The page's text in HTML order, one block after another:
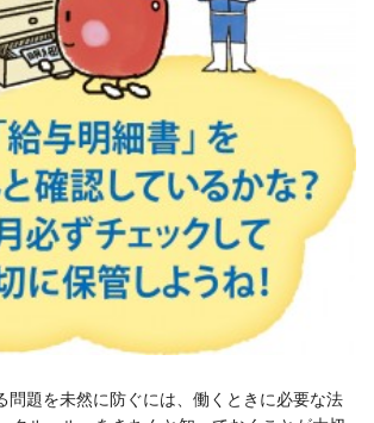
問題を未然に防ぐには、働くときに必要な法